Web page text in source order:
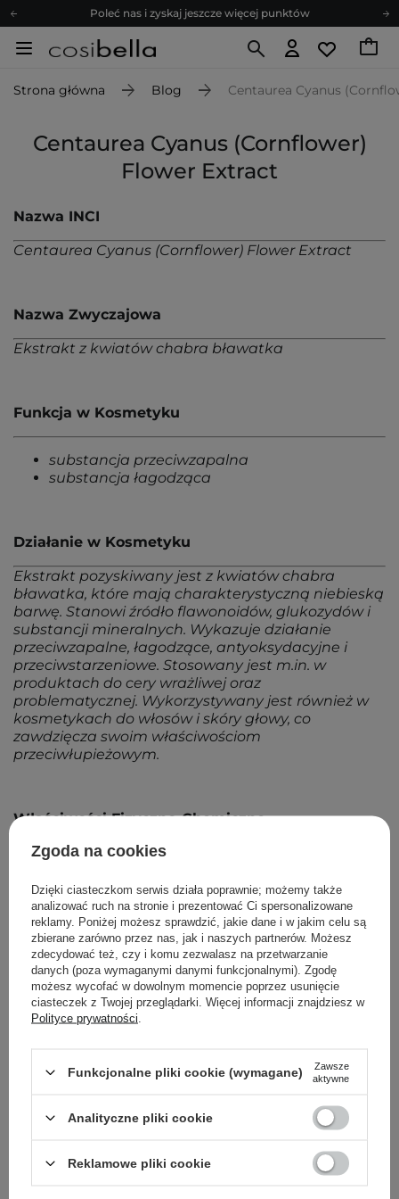
Poleć nas i zyskaj jeszcze więcej punktów
Zapisz się na newsletter pełen porad
Z nami to możliwe! Realizacja zamówienia do 24h.
Zapisz się na newsletter pełen porad
Strona główna Blog Centaurea Cyanus
Centaurea Cyanus (Cornflower)
Flower Extract
Nazwa INCI
Centaurea Cyanus (Cornflower) Flower Extract
Nazwa Zwyczajowa
Ekstrakt z kwiatów chabra bławatka
Funkcja w Kosmetyku
substancja przeciwzapalna
substancja łagodząca
Działanie w Kosmetyku
Ekstrakt pozyskiwany jest z kwiatów chabra
bławatka, które mają charakterystyczną niebieską
barwę. Stanowi źródło flawonoidów, glukozydów i
substancji mineralnych. Wykazuje działanie
przeciwzapalne, łagodzące, antyoksydacyjne i
przeciwstarzeniowe. Stosowany jest m.in. w
produktach do cery wrażliwej oraz
problematycznej. Wykorzystywany jest również w
kosmetykach do włosów i skóry głowy, co
zawdzięcza swoim właściwościom
przeciwłupieżowym.
Właściwości Fizyczno-Chemiczne
barwa błękitna
Powrót do Cosipedii
Pokaż więcej wpisów z
Newsletter Cosibella
Pielęgnacyjne checklisty, eksperckie porady,
beauty nowości - prosto na maila!
Zgoda na cookies
Dzięki ciasteczkom serwis działa poprawnie; możemy także
analizować ruch na stronie i prezentować Ci spersonalizowane
reklamy. Poniżej możesz sprawdzić, jakie dane i w jakim celu są
zbierane zarówno przez nas, jak i naszych partnerów. Możesz
zdecydować też, czy i komu zezwalasz na przetwarzanie
danych (poza wymaganymi danymi funkcjonalnymi). Zgodę
możesz wycofać w dowolnym momencie poprzez usunięcie
ciasteczek z Twojej przeglądarki. Więcej informacji znajdziesz w
Polityce prywatności
Funkcjonalne pliki cookie (wymagane)
Zawsze
aktywne
Analityczne pliki cookie
Reklamowe pliki cookie